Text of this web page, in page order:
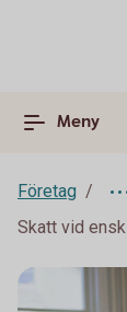
Meny
Företag
Skatt vid